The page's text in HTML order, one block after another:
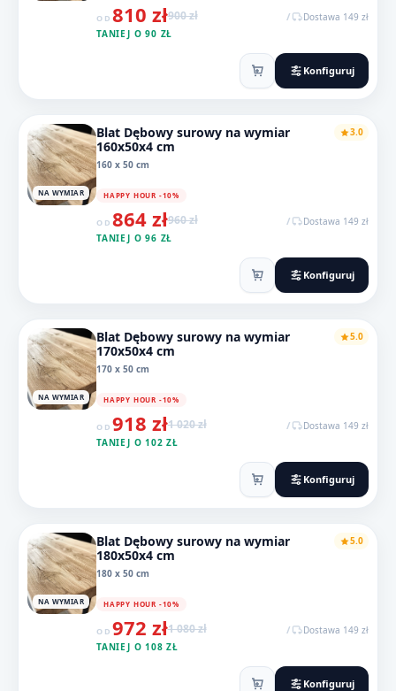
OD 810 zł900 zł /
Dostawa 149 zł
TANIEJ O 90 ZŁ
Konfiguruj
NA WYMIAR
3.0
Blat Dębowy surowy na wymiar
160x50x4 cm
160 x 50 cm
HAPPY HOUR -10%
OD 864 zł960 zł /
Dostawa 149 zł
TANIEJ O 96 ZŁ
Konfiguruj
NA WYMIAR
5.0
Blat Dębowy surowy na wymiar
170x50x4 cm
170 x 50 cm
HAPPY HOUR -10%
OD 918 zł1 020 zł /
Dostawa 149 zł
TANIEJ O 102 ZŁ
Konfiguruj
NA WYMIAR
5.0
Blat Dębowy surowy na wymiar
180x50x4 cm
180 x 50 cm
HAPPY HOUR -10%
OD 972 zł1 080 zł /
Dostawa 149 zł
TANIEJ O 108 ZŁ
Konfiguruj